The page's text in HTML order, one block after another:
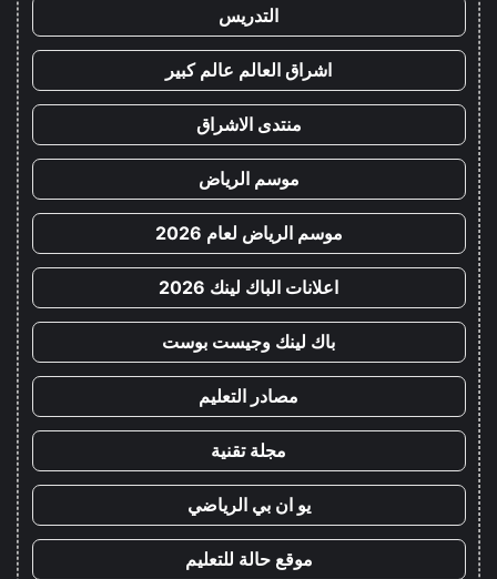
التدريس
اشراق العالم عالم كبير
منتدى الاشراق
موسم الرياض
موسم الرياض لعام 2026
اعلانات الباك لينك 2026
باك لينك وجيست بوست
مصادر التعليم
مجلة تقنية
يو ان بي الرياضي
موقع حالة للتعليم